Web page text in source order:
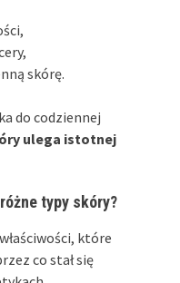
skórę.
do codziennej
ulega istotnej
typy skóry?
które
co stał się